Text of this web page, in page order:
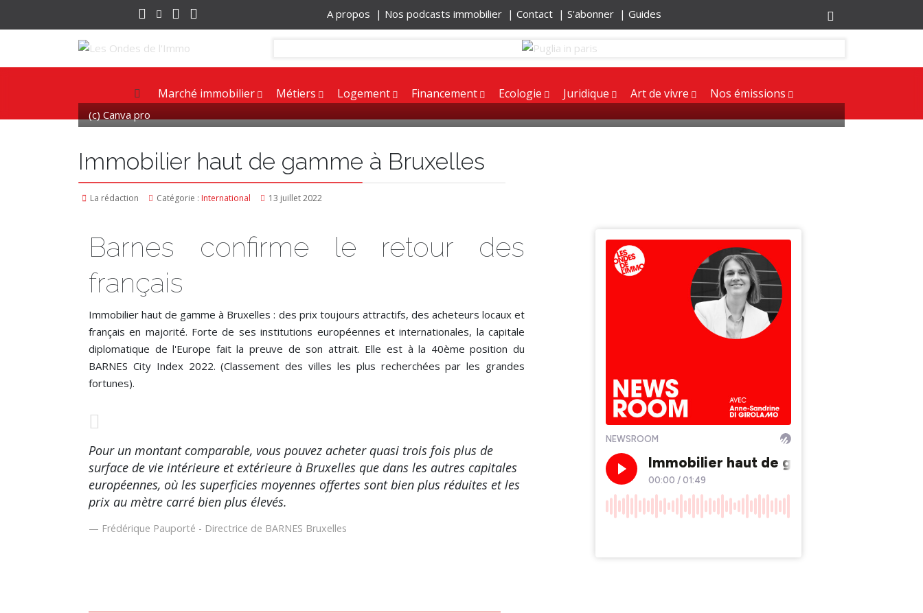
A propos | Nos podcasts immobilier | Contact | S'abonner | Guides
Marché immobilier Métiers Logement Financement Ecologie Juridique Art de vivre Nos émissions
(c) Canva pro
Immobilier haut de gamme à Bruxelles
La rédaction Catégorie : International 13 juillet 2022
Barnes confirme le retour des
français
Immobilier haut de gamme à Bruxelles : des prix toujours attractifs, des acheteurs locaux et
français en majorité. Forte de ses institutions européennes et internationales, la capitale
diplomatique de l'Europe fait la preuve de son attrait. Elle est à la 40ème position du
BARNES City Index 2022. (Classement des villes les plus recherchées par les grandes
fortunes).
Pour un montant comparable, vous pouvez acheter quasi trois fois plus de
surface de vie intérieure et extérieure à Bruxelles que dans les autres capitales
européennes, où les superficies moyennes offertes sont bien plus réduites et les
prix au mètre carré bien plus élevés.
Frédérique Pauporté - Directrice de BARNES Bruxelles